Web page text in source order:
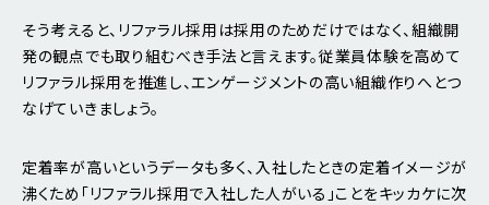
そう考えると、リファラル採用は採用のためだけではなく、組織開
発の観点でも取り組むべき手法と言えます。従業員体験を高めて
リファラル採用を推進し、エンゲージメントの高い組織作りへとつ
なげていきましょう。
定着率が高いというデータも多く、入社したときの定着イメージが
沸くため「リファラル採用で入社した人がいる」ことをキッカケに次